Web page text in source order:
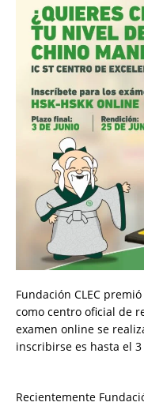
Fundación CLEC
como centro oficial de
examen online se
inscribirse es hasta el
Recientemente